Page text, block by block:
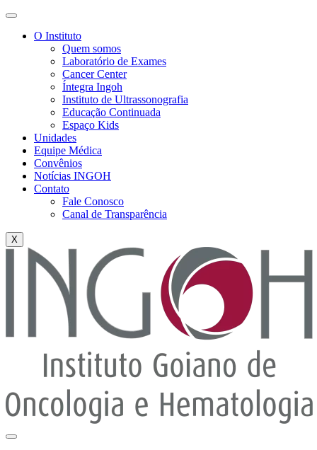
O Instituto
Quem somos
Laboratório de Exames
Cancer Center
Íntegra Ingoh
Instituto de Ultrassonografia
Educação Continuada
Espaço Kids
Unidades
Equipe Médica
Convênios
Notícias INGOH
Contato
Fale Conosco
Canal de Transparência
X